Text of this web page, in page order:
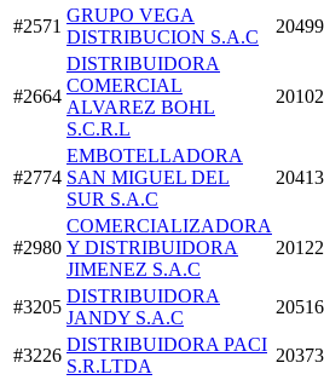
#2571
GRUPO VEGA
DISTRIBUCION S.A.C
#2664
DISTRIBUIDORA
COMERCIAL
ALVAREZ BOHL
S.C.R.L
#2774
EMBOTELLADORA
SAN MIGUEL DEL
SUR S.A.C
#2980
COMERCIALIZADORA
Y DISTRIBUIDORA
JIMENEZ S.A.C
#3205
DISTRIBUIDORA
JANDY S.A.C
#3226
DISTRIBUIDORA PACI
S.R.LTDA